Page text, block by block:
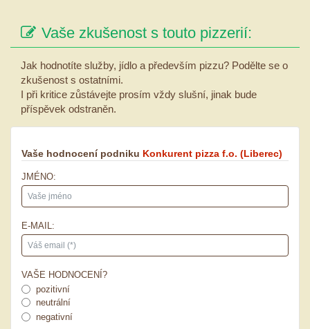
Vaše zkušenost s touto pizzerií:
Jak hodnotíte služby, jídlo a především pizzu? Podělte se o
zkušenost s ostatními.
I při kritice zůstávejte prosím vždy slušní, jinak bude
příspěvek odstraněn.
Vaše hodnocení podniku Konkurent pizza f.o. (Liberec)
JMÉNO:
E-MAIL:
VAŠE HODNOCENÍ?
pozitivní
neutrální
negativní